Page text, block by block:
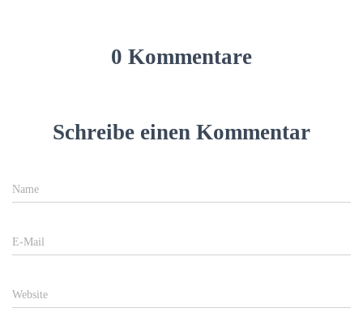
0 Kommentare
Schreibe einen Kommentar
Name
E-Mail
Website